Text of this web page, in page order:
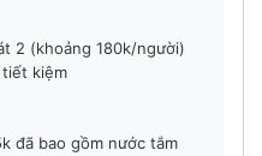
2 (khoảng 180k/người)
tiết kiệm
đã bao gồm nước tắm